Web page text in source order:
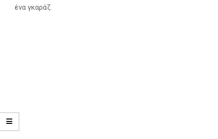
ένα γκαράζ.